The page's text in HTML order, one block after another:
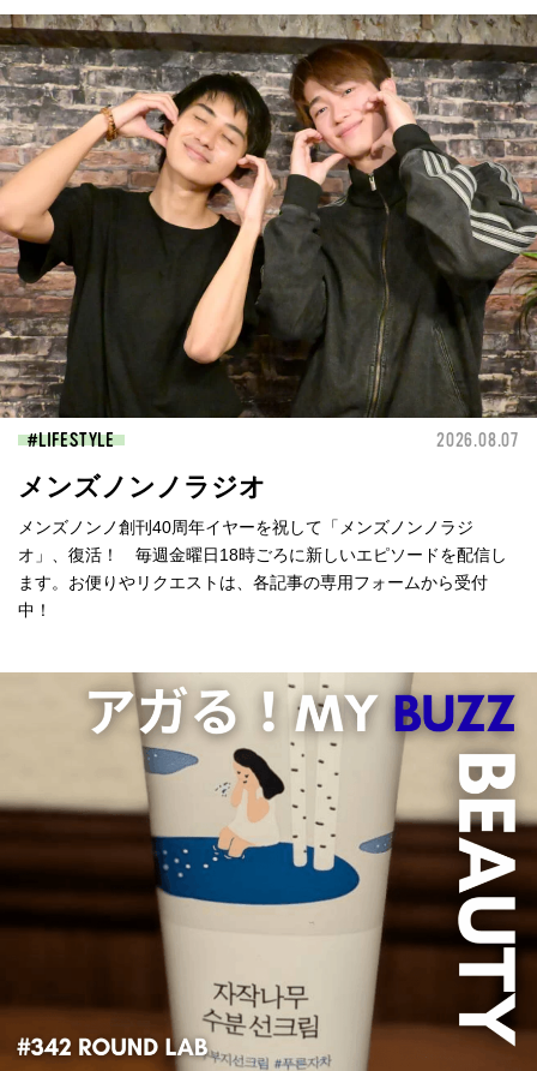
LIFESTYLE 2026.08.07
メンズノンノラジオ
メンズノンノ創刊40周年イヤーを祝して「メンズノンノラジ
オ」、復活！ 毎週金曜日18時ごろに新しいエピソードを配信し
ます。お便りやリクエストは、各記事の専用フォームから受付
中！